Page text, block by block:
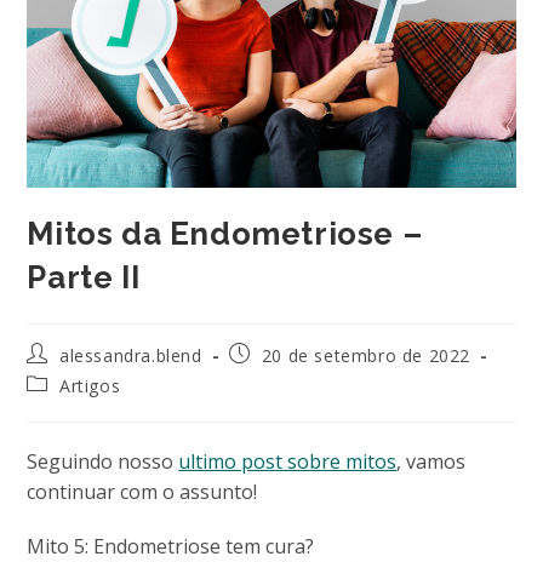
Mitos da Endometriose –
Parte II
Autor
do
post:
alessandra.blend
Post20 de setembro de 2022
Categoria
Artigos
Seguindo nosso ultimo post sobre mitos, vamos
continuar com o assunto!
Mito 5: Endometriose tem cura?